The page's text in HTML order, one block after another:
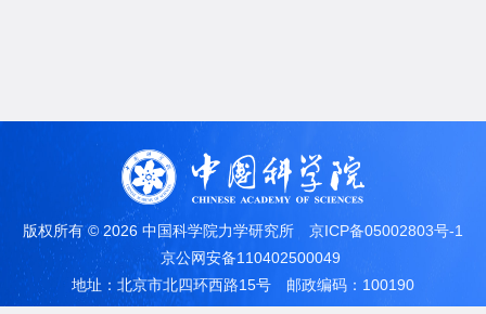
版权所有 © 2026 中国科学院力学研究所
京ICP备05002803号-1
京公网安备110402500049
地址：北京市北四环西路15号
邮政编码：100190